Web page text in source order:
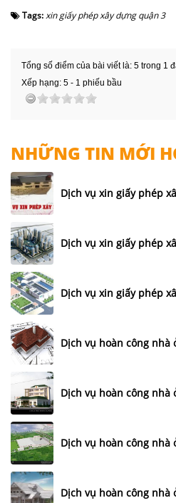
Tags:xin giấy phép xây dựng quận 3
Tổng số điểm của bài viết là: 5 trong 1
Xếp hạng: 5 - 1 phiếu bầu
NHỮNG TIN MỚI
Dịch vụ xin giấy phép
Dịch vụ xin giấy phép
Dịch vụ xin giấy phép
Dịch vụ hoàn công nhà
Dịch vụ hoàn công nhà
Dịch vụ hoàn công nhà
Dịch vụ hoàn công nhà